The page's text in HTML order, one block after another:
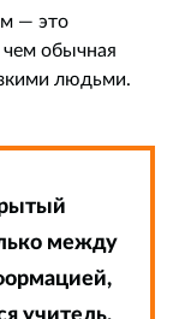
— это
чем обычная
людьми.
между
учитель.